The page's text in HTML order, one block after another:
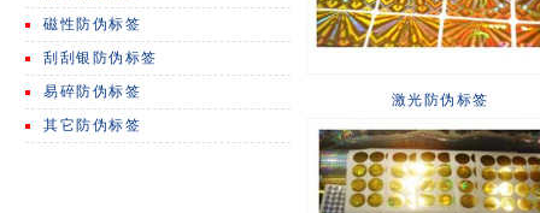
磁性防伪标签
刮刮银防伪标签
易碎防伪标签
其它防伪标签
激光防伪标签